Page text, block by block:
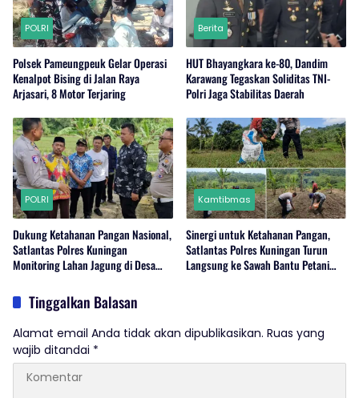
POLRI
Polsek Pameungpeuk Gelar Operasi
Kenalpot Bising di Jalan Raya
Arjasari, 8 Motor Terjaring
Berita
HUT Bhayangkara ke-80, Dandim
Karawang Tegaskan Soliditas TNI-
Polri Jaga Stabilitas Daerah
POLRI
Dukung Ketahanan Pangan Nasional,
Satlantas Polres Kuningan
Monitoring Lahan Jagung di Desa
Kamtibmas
Sinergi untuk Ketahanan Pangan,
Satlantas Polres Kuningan Turun
Langsung ke Sawah Bantu Petani
Tinggalkan Balasan
Alamat email Anda tidak akan dipublikasikan. Ruas yang
wajib ditandai *